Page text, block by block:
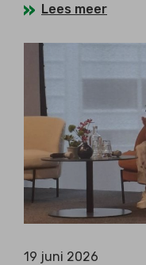
Lees meer
19 juni 2026